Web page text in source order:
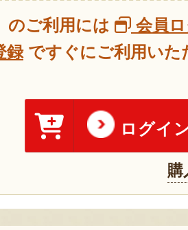
のご利用には
会員
録ですぐにご利用いた
ログイ
購